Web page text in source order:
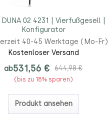
02 4231 | Vierfußgesell |
Konfigurator
40-45 Werktage (Mo-Fr)
Kostenloser Versand
ab531,56 € 644,98 €
(bis zu 18% sparen)
Produkt ansehen